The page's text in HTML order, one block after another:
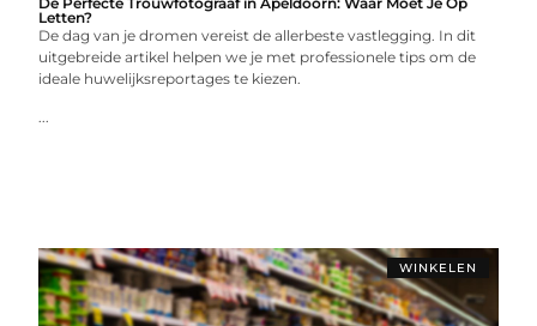
Letten?
De dag van je dromen vereist de allerbeste vastlegging. In dit
uitgebreide artikel helpen we je met professionele tips om de
ideale huwelijksreportages te kiezen.
...
WINKELEN